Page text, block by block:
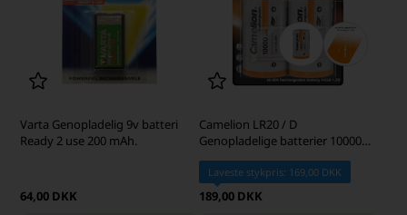
Varta Genopladelig 9v batteri
Ready 2 use 200 mAh.
64,00 DKK
Camelion LR20 / D
Genopladelige batterier 10000
mAh
Laveste stykpris: 169,00 DKK
189,00 DKK